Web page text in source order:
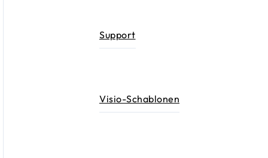
Support
Visio-Schablonen